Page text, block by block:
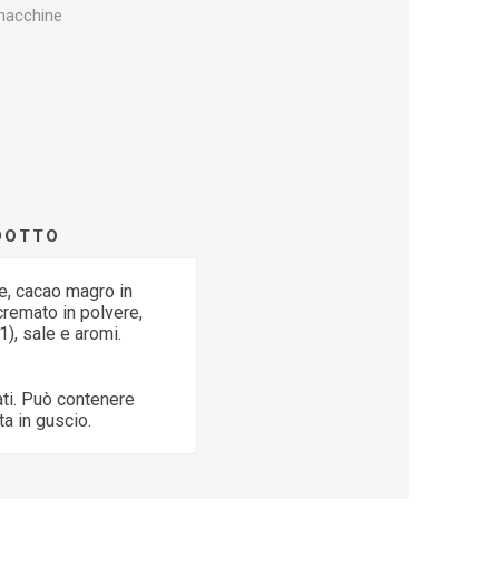
cacao magro in
in polvere,
sale e aromi.
Può contenere
in guscio.